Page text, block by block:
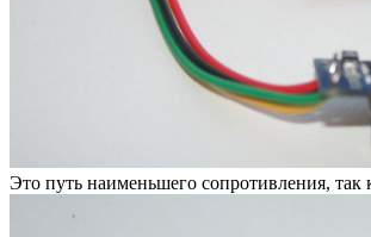
Это путь наименьшего сопротивления,